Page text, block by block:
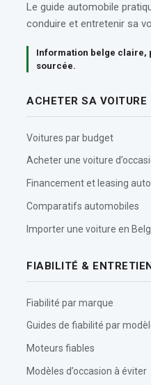
Le guide automobile
conduire et entretenir sa
Information belge claire,
sourcée.
ACHETER SA VOITURE
Voitures par budget
Acheter une voiture
Financement et leasing
Comparatifs automobiles
Importer une voiture en
FIABILITÉ &
Fiabilité par marque
Guides de fiabilité par
Moteurs fiables
Modèles d’occasion à éviter